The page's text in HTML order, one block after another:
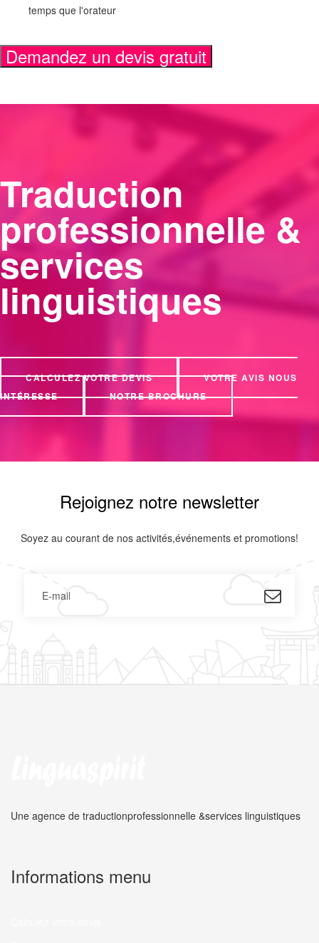
temps que l'orateur
Demandez un devis gratuit
Traduction
professionnelle &
services
linguistiques
CALCULEZ VOTRE DEVIS
VOTRE AVIS NOUS
INTÉRESSE
NOTRE BROCHURE
Rejoignez notre newsletter
Soyez au courant de nos activités,événements et promotions!
Une agence de traductionprofessionnelle &services linguistiques
Informations menu